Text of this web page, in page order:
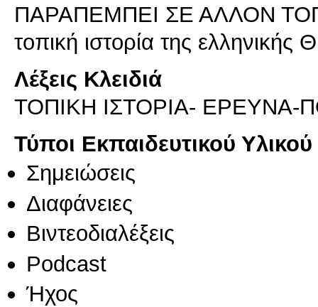
ΠΑΡΑΠΕΜΠΕΙ ΣΕ ΑΛΛΟΝ
Λέξεις Κλειδιά
ΤΟΠΙΚΗ ΙΣΤΟΡΙΑ- ΕΡΕΥΝΑ-
Τύποι Εκπαιδευτικού Υλικού
Σημειώσεις
Διαφάνειες
Βιντεοδιαλέξεις
Podcast
Ήχος